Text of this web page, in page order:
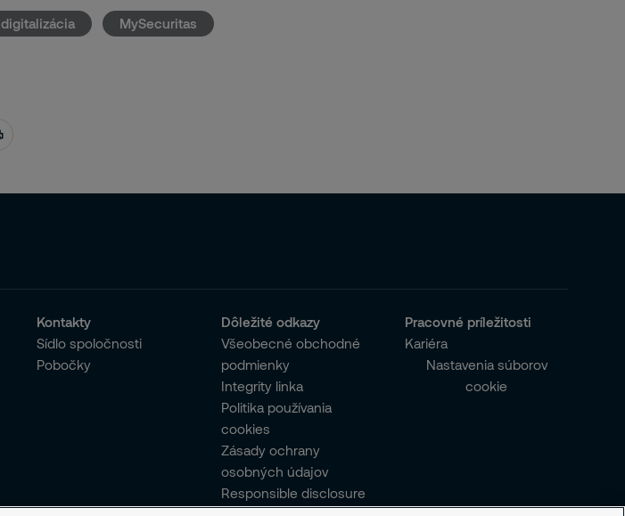
digitalizácia MySecuritas
Kontakty
Sídlo spoločnosti
Pobočky
Dôležité odkazy
Všeobecné obchodné
podmienky
Integrity linka
Politika používania
cookies
Zásady ochrany
osobných údajov
Responsible disclosure
Pracovné príležitosti
Kariéra
Nastavenia súborov
cookie